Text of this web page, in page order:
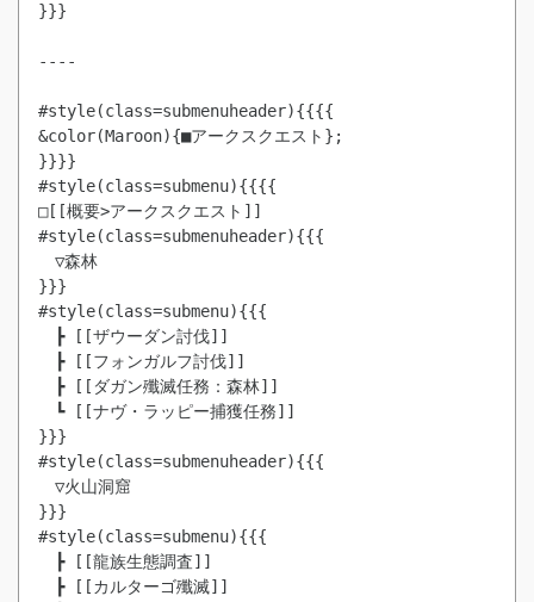
}}}
----
#style(class=submenuheader){{{{
&color(Maroon){■アークスクエスト};
}}}}
#style(class=submenu){{{{
□[[概要>アークスクエスト]]
#style(class=submenuheader){{{
▽森林
}}}
#style(class=submenu){{{
┣ [[ザウーダン討伐]]
┣ [[フォンガルフ討伐]]
┣ [[ダガン殲滅任務：森林]]
┗ [[ナヴ・ラッピー捕獲任務]]
}}}
#style(class=submenuheader){{{
▽火山洞窟
}}}
#style(class=submenu){{{
┣ [[龍族生態調査]]
┣ [[カルターゴ殲滅]]